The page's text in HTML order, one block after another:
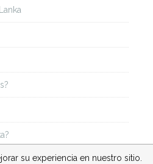
su experiencia en nuestro sitio.